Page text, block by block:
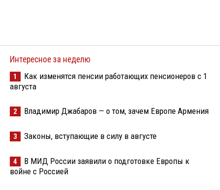
Интересное за неделю
1
Как изменятся пенсии работающих пенсионеров с 1
августа
2 Владимир Джабаров — о том, зачем Европе Армения
3 Законы, вступающие в силу в августе
4
В МИД России заявили о подготовке Европы к
войне с Россией